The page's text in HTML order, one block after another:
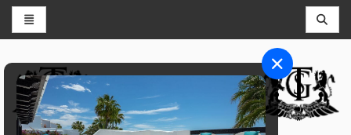
THE GRAND SELECTION